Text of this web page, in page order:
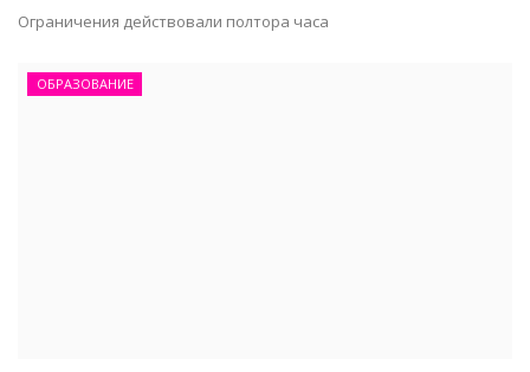
Ограничения действовали полтора часа
ОБРАЗОВАНИЕ